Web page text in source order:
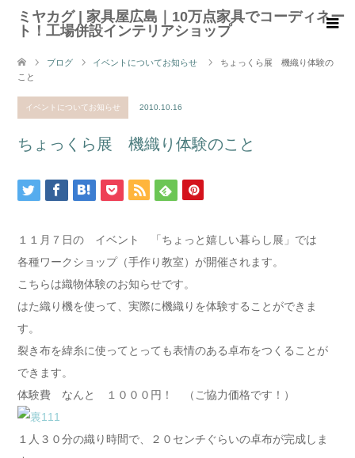
ミヤカグ | 家具屋広島｜10万点家具でコーディネー
ト！工場併設インテリアショップ
ブログ イベントについてお知らせ
ちょっくら展 機織り体験の
こと
イベントについてお知らせ 2010.10.16
ちょっくら展 機織り体験のこと
１１月７日の イベント 「ちょっと嬉しい暮らし展」では
各種ワークショップ（手作り教室）が開催されます。
こちらは織物体験のお知らせです。
はた織り機を使って、実際に機織りを体験することができま
す。
裂き布を緯糸に使ってとっても表情のある卓布をつくることが
できます。
体験費 なんと １０００円！ （ご協力価格です！）
１人３０分の織り時間で、２０センチぐらいの卓布が完成しま